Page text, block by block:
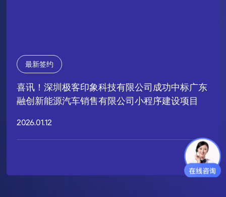
最新签约
喜讯！深圳极客印象科技有限公司成功中标广东
融创新能源汽车销售有限公司小程序建设项目
2026.01.12